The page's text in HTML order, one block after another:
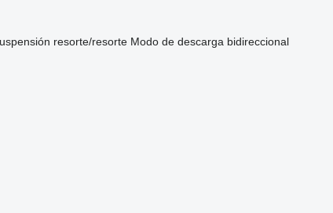
resorte/resorte Modo de descarga bidireccional